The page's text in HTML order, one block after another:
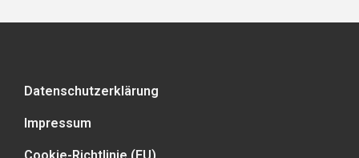
Datenschutzerklärung
Impressum
Cookie-Richtlinie (EU)